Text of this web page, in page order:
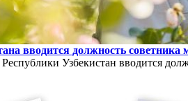
вводится должность советника
Узбекистан вводится